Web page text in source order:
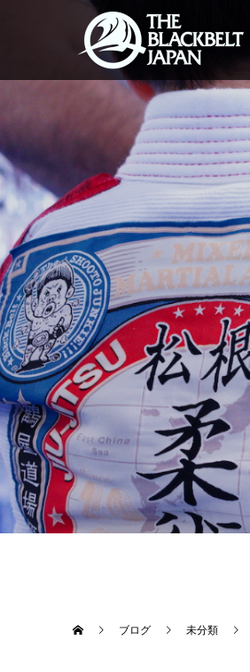
ブログ 未分類